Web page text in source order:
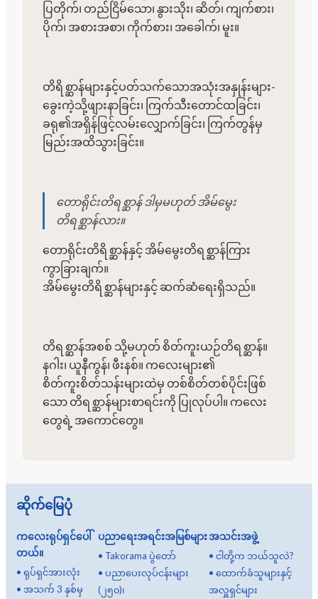
ပြတိုက်၊ တည်ငြိမ်သော၊ နွားသိုး၊ ဆိတ်၊ ကျက်စား၊
ပိုက်၊ အစားအစာ၊ ကိုက်စား၊ အခေါက်၊ မူး။
တိရိစ္ဆာန်များနှင့်ပတ်သက်သောအသုံးအနှုန်းများ-
ခွေးကဲ့သို့ဖျားနာခြင်း၊ ကြက်သီးတောင်ထခြင်း၊
ခရု၏အရှိန်ဖြင့်လမ်းလျှောက်ခြင်း၊ ကြက်တွန်မှ
မြည်းအထိသွားခြင်း။
တောရိုင်းတိရစ္ဆာန် ဒါမှမဟုတ် အိမ်မွေး
တိရစ္ဆာန်လား။
တောရိုင်းတိရိစ္ဆာန်နှင့် အိမ်မွေးတိရစ္ဆာန်ကြား
ကွာခြားချက်။
အိမ်မွေးတိရိစ္ဆာန်များနှင့် ဆက်ဆံရေးရှိသည်။
တိရစ္ဆာန်အစစ် သို့မဟုတ် စိတ်ကူးယဉ်တိရစ္ဆာန်။
နဂါး၊ ယူနီကွန်၊ ဖီးနစ်။ ကလေးများ၏
စိတ်ကူးစိတ်သန်းများထဲမှ တစ်စိတ်တစ်ပိုင်းဖြစ်
သော တိရစ္ဆာန်များစာရင်းကို ပြုလုပ်ပါ။ ကလေး
တွေရဲ့ အကောင်တွေ။
ဆိုက်မြေပုံ
ကလေးရုပ်ရှင်ပေါ်
တယ်။
• ရုပ်ရှင်အားလုံး
• အသက် 3 နှစ်မှ
ပညာရေးအရင်းအမြစ်များ
• Takorama ပွဲတော်
•ပညာပေးလုပ်ငန်းများ
(၂၅၀)၊
အသင်းအဖွဲ့
•ငါတို့က ဘယ်သူလဲ?
•ထောက်ခံသူများနှင့်
အလှူရှင်များ